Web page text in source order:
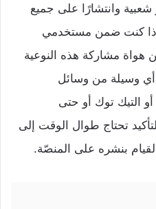
شعبية وانتشارًا على جميع
كنت ضمن مستخدمي
هواة مشاركة هذه النوعية
وسيلة من وسائل
التيك توك أو حتى
تحتاج طوال الوقت إلى
بنشره على المنصّة.